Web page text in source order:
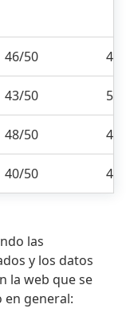
46/50
43/50
48/50
40/50
las
y los datos
la web que se
en general: